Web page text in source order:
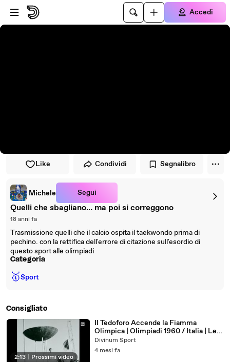
Vai al lettore
Passa al contenuto principale
Accedi
Like Condividi Segnalibro
Michele Segui
Quelli che sbagliano... ma poi si correggono
18 anni fa
Trasmissione quelli che il calcio ospita il taekwondo prima di
pechino. con la rettifica dell'errore di citazione sull'esordio di
questo sport alle olimpiadi
Categoria
🥇Sport
Consigliato
2:13 Prossimi video
Il Tedoforo Accende la Fiamma
Olimpica | Olimpiadi 1960 / Italia | Le
Nostre Olimpiadi 1960
Divinum Sport
4 mesi fa